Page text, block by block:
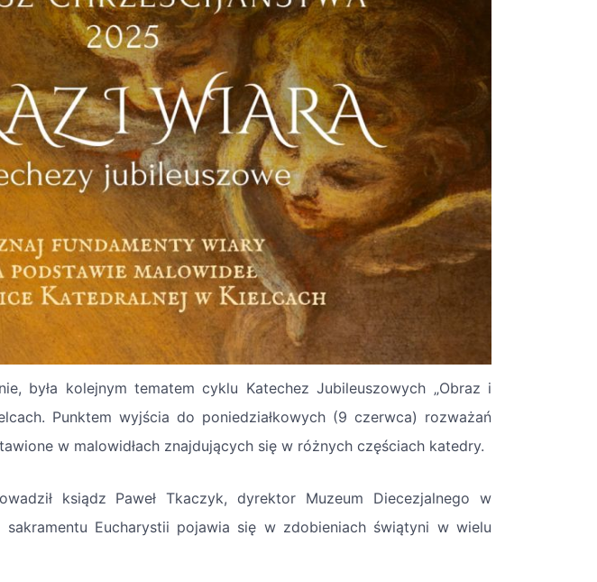
była kolejnym tematem cyklu Katechez Jubileuszowych „Obraz i
Punktem wyjścia do poniedziałkowych (9 czerwca) rozważań
w malowidłach znajdujących się w różnych częściach katedry.
ksiądz Paweł Tkaczyk, dyrektor Muzeum Diecezjalnego w
Eucharystii pojawia się w zdobieniach świątyni w wielu